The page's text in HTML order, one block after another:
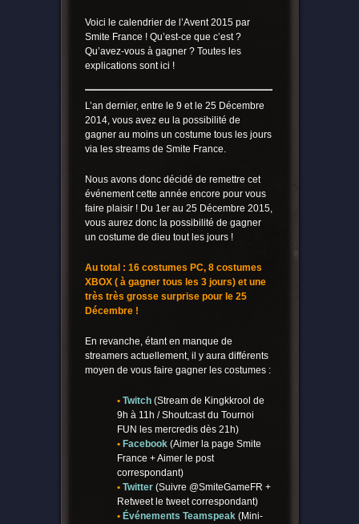
Voici le calendrier de l’Avent 2015 par
Smite France ! Qu’est-ce que c’est ?
Qu’avez-vous à gagner ? Toutes les
explications sont ici !
L’an dernier, entre le 9 et le 25 Décembre
2014, vous avez eu la possibilité de
gagner au moins un costume tous les jours
via les streams de Smite France.
Nous avons donc décidé de remettre cet
événement cette année encore pour vous
faire plaisir ! Du 1er au 25 Décembre 2015,
vous aurez donc la possibilité de gagner
un costume de dieu tout les jours !
Au total : 16 costumes PC, 8 costumes
XBOX ( à gagner tous les 3 jours) et une
très très grosse surprise pour le 25
Décembre !
En revanche, étant en manque de
streamers actuellement, il y aura différents
moyen de vous faire gagner les costumes :
• Twitch(Stream de Kingkkrool de
9h à 11h / Shoutcast du Tournoi
FUN les mercredis dès 21h)
• Facebook(Aimer la page Smite
France + Aimer le post
correspondant)
• Twitter(Suivre @SmiteGameFR +
Retweet le tweet correspondant)
• Événements Teamspeak (Mini-